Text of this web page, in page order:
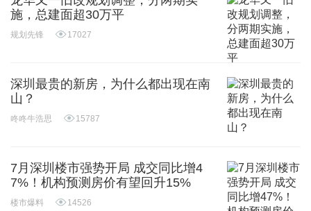
施，总建面超30万平
规划先锋 17027
深圳最贵的新房，为什么都出现在南
山？
咚咚牛浩思 15787
7月深圳楼市强势开局 成交同比增4
7%！机构预测房价有望回升15%
楼市爆料 14526